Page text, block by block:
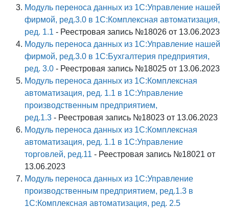
Модуль переноса данных из 1С:Управление нашей
фирмой, ред.3.0 в 1С:Комплексная автоматизация,
ред. 1.1 - Реестровая запись №18026 от 13.06.2023
Модуль переноса данных из 1С:Управление нашей
фирмой, ред.3.0 в 1С:Бухгалтерия предприятия,
ред. 3.0 - Реестровая запись №18025 от 13.06.2023
Модуль переноса данных из 1С:Комплексная
автоматизация, ред. 1.1 в 1С:Управление
производственным предприятием,
ред.1.3 - Реестровая запись №18023 от 13.06.2023
Модуль переноса данных из 1С:Комплексная
автоматизация, ред. 1.1 в 1С:Управление
торговлей, ред.11 - Реестровая запись №18021 от
13.06.2023
Модуль переноса данных из 1С:Управление
производственным предприятием, ред.1.3 в
1С:Комплексная автоматизация, ред. 2.5